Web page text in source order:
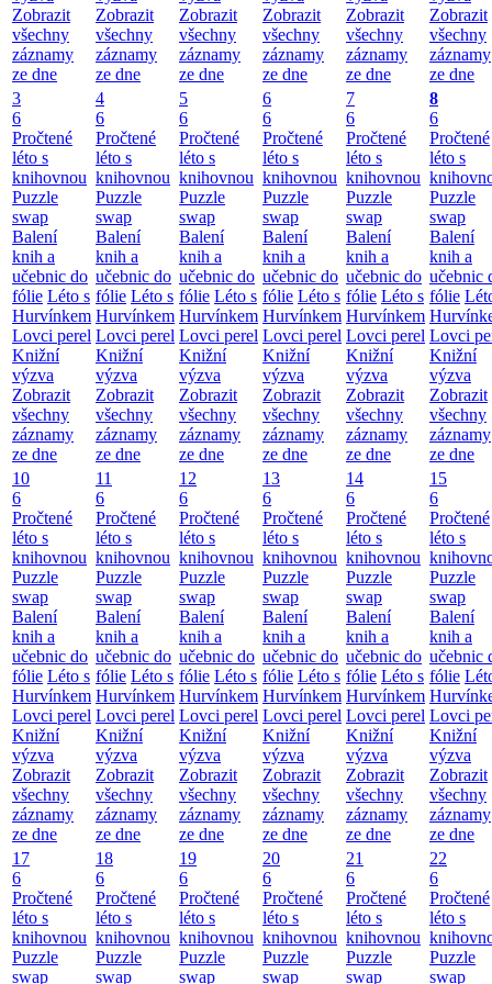
Zobrazit
všechny
záznamy
ze dne
Zobrazit
všechny
záznamy
ze dne
Zobrazit
všechny
záznamy
ze dne
Zobrazit
všechny
záznamy
ze dne
Zobrazit
všechny
záznamy
ze dne
Zobrazit
všechny
záznamy
ze dne
3
6
Pročtené
léto s
knihovnou
Puzzle
swap
Balení
knih a
učebnic do
fólie Léto s
Hurvínkem
Lovci perel
Knižní
výzva
Zobrazit
všechny
záznamy
ze dne
4
6
Pročtené
léto s
knihovnou
Puzzle
swap
Balení
knih a
učebnic do
fólie Léto s
Hurvínkem
Lovci perel
Knižní
výzva
Zobrazit
všechny
záznamy
ze dne
5
6
Pročtené
léto s
knihovnou
Puzzle
swap
Balení
knih a
učebnic do
fólie Léto s
Hurvínkem
Lovci perel
Knižní
výzva
Zobrazit
všechny
záznamy
ze dne
6
6
Pročtené
léto s
knihovnou
Puzzle
swap
Balení
knih a
učebnic do
fólie Léto s
Hurvínkem
Lovci perel
Knižní
výzva
Zobrazit
všechny
záznamy
ze dne
7
6
Pročtené
léto s
knihovnou
Puzzle
swap
Balení
knih a
učebnic do
fólie Léto s
Hurvínkem
Lovci perel
Knižní
výzva
Zobrazit
všechny
záznamy
ze dne
8
6
Pročtené
léto s
Puzzle
swap
Balení
knih a
učebnic
fólie
Lovci
Knižní
výzva
Zobrazit
všechny
záznamy
ze dne
10
6
Pročtené
léto s
knihovnou
Puzzle
swap
Balení
knih a
učebnic do
fólie Léto s
Hurvínkem
Lovci perel
Knižní
výzva
Zobrazit
všechny
záznamy
ze dne
11
6
Pročtené
léto s
knihovnou
Puzzle
swap
Balení
knih a
učebnic do
fólie Léto s
Hurvínkem
Lovci perel
Knižní
výzva
Zobrazit
všechny
záznamy
ze dne
12
6
Pročtené
léto s
knihovnou
Puzzle
swap
Balení
knih a
učebnic do
fólie Léto s
Hurvínkem
Lovci perel
Knižní
výzva
Zobrazit
všechny
záznamy
ze dne
13
6
Pročtené
léto s
knihovnou
Puzzle
swap
Balení
knih a
učebnic do
fólie Léto s
Hurvínkem
Lovci perel
Knižní
výzva
Zobrazit
všechny
záznamy
ze dne
14
6
Pročtené
léto s
knihovnou
Puzzle
swap
Balení
knih a
učebnic do
fólie Léto s
Hurvínkem
Lovci perel
Knižní
výzva
Zobrazit
všechny
záznamy
ze dne
15
6
Pročtené
léto s
Puzzle
swap
Balení
knih a
učebnic
fólie
Lovci
Knižní
výzva
Zobrazit
všechny
záznamy
ze dne
17
6
Pročtené
léto s
knihovnou
Puzzle
swap
18
6
Pročtené
léto s
knihovnou
Puzzle
swap
19
6
Pročtené
léto s
knihovnou
Puzzle
swap
20
6
Pročtené
léto s
knihovnou
Puzzle
swap
21
6
Pročtené
léto s
knihovnou
Puzzle
swap
22
6
Pročtené
léto s
Puzzle
swap